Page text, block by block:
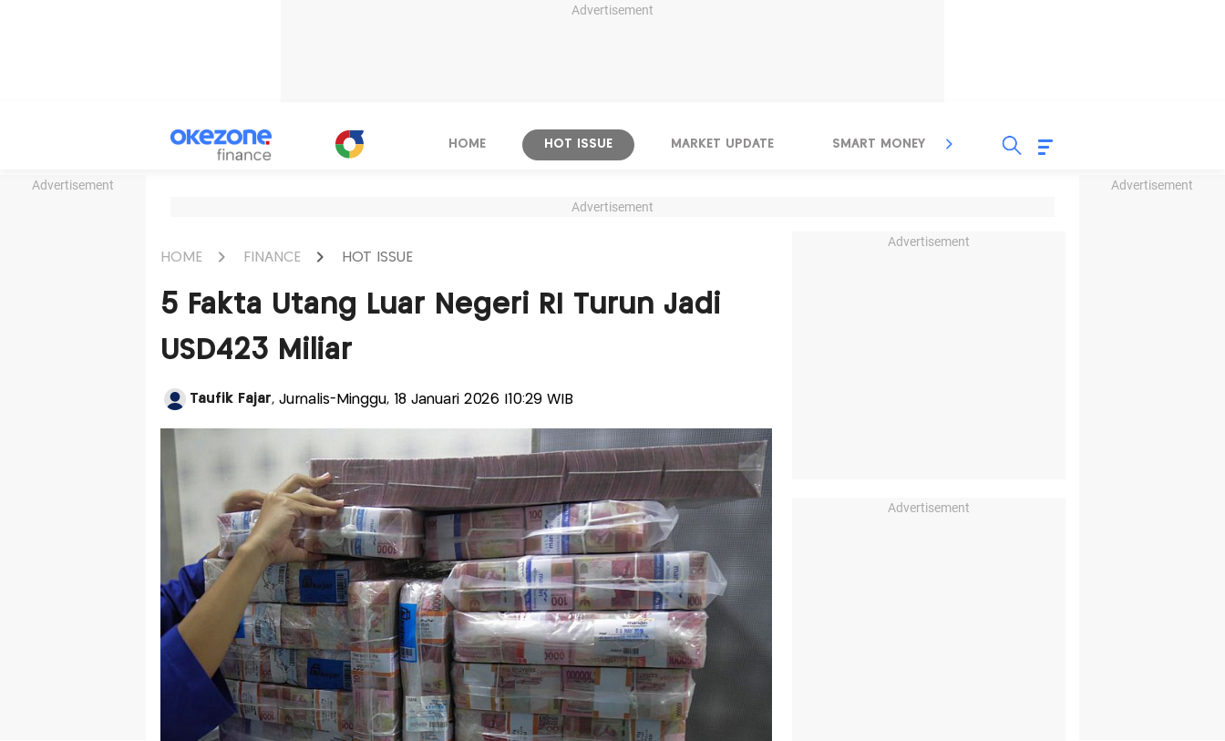
Advertisement
Advertisement Advertisement
HOME HOT ISSUE MARKET UPDATE SMART MONEY INSPIRASI BISNIS
Advertisement
HOME FINANCE HOT ISSUE
5 Fakta Utang Luar Negeri RI Turun Jadi
USD423 Miliar
Taufik Fajar, Jurnalis-Minggu, 18 Januari 2026 |10:29 WIB
Advertisement
Advertisement